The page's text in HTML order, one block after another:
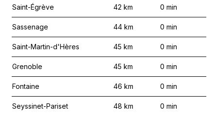
Saint-Égrève 42 km 0 min
Sassenage 44 km 0 min
Saint-Martin-d'Hères 45 km 0 min
Grenoble 45 km 0 min
Fontaine 46 km 0 min
Seyssinet-Pariset 48 km 0 min